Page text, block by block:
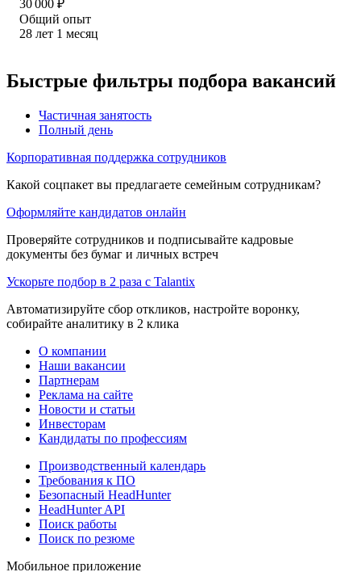
30 000 ₽
Общий опыт
28 лет 1 месяц
Быстрые фильтры подбора вакансий
Частичная занятость
Полный день
Корпоративная поддержка сотрудников
Какой соцпакет вы предлагаете семейным сотрудникам?
Оформляйте кандидатов онлайн
Проверяйте сотрудников и подписывайте кадровые
документы без бумаг и личных встреч
Ускорьте подбор в 2 раза с Talantix
Автоматизируйте сбор откликов, настройте воронку,
собирайте аналитику в 2 клика
О компании
Наши вакансии
Партнерам
Реклама на сайте
Новости и статьи
Инвесторам
Кандидаты по профессиям
Производственный календарь
Требования к ПО
Безопасный HeadHunter
HeadHunter API
Поиск работы
Поиск по резюме
Мобильное приложение